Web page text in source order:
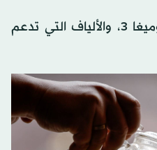
مصدر ممتاز لأوميغا 3، والألياف التي تدعم